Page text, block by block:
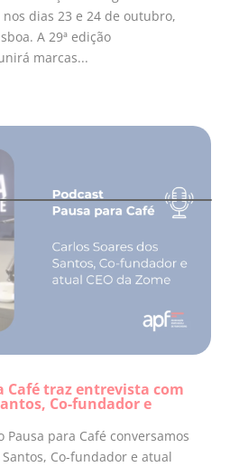
dias 23 e 24 de outubro,
A 29ª edição
marcas...
Café traz entrevista com
Co-fundador e
Pausa para Café conversamos
Co-fundador e atual